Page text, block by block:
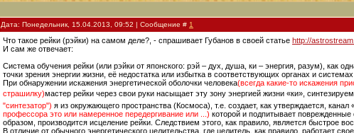
Дата: Понедельник, 15.04.2013, 09:52 | Сообщение # 1
Что такое рейки (рэйки) на самом деле?, - спрашивает Губанов в своей статье http://
И сам же отвечает:
Система обучения рейки (или рэйки от японского: рэй – дух, душа, ки – энергия, разум), как
точки зрения энергии жизни, её недостатка или избытка в соответствующих органах и
При обнаружении искажения энергетической оболочки человека(всегда какие-то искажения
страшилку)мастер рейки через свои руки насыщает эту зону энергией жизни «ки»,
"синтезатор") я из окружающего пространства (Космоса), т.е. создает, как утверждается, канал
профессора это или намеренное передергивание или ...) которой и подпитывает
образом, производится исцеление рейки. Следствием этого, как правило, является быстрое
В отличие от обычного энергетического целительства, где целитель, как правило, работает